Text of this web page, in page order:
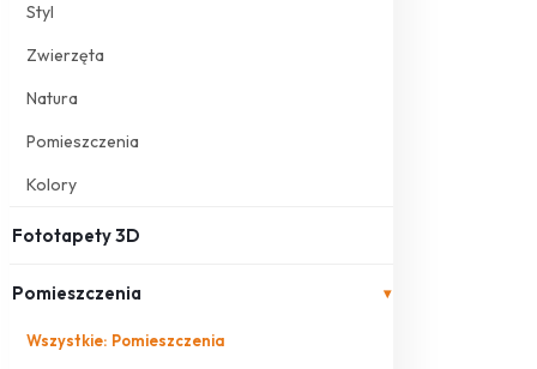
Styl
Zwierzęta
Natura
Pomieszczenia
Kolory
Fototapety 3D
Pomieszczenia ▾
Wszystkie: Pomieszczenia